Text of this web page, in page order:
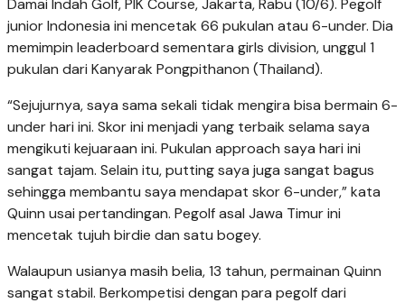
Damai Indah Golf, PIK Course, Jakarta, Rabu (10/6). Pegolf
junior Indonesia ini mencetak 66 pukulan atau 6-under. Dia
memimpin leaderboard sementara girls division, unggul 1
pukulan dari Kanyarak Pongpithanon (Thailand).
“Sejujurnya, saya sama sekali tidak mengira bisa bermain 6-
under hari ini. Skor ini menjadi yang terbaik selama saya
mengikuti kejuaraan ini. Pukulan approach saya hari ini
sangat tajam. Selain itu, putting saya juga sangat bagus
sehingga membantu saya mendapat skor 6-under,” kata
Quinn usai pertandingan. Pegolf asal Jawa Timur ini
mencetak tujuh birdie dan satu bogey.
Walaupun usianya masih belia, 13 tahun, permainan Quinn
sangat stabil. Berkompetisi dengan para pegolf dari